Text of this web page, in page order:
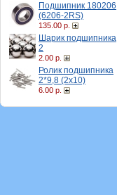
Подшипник 180206
(6206-2RS)
135.00 р.
Шарик подшипника
2
2.00 р.
Ролик подшипника
2*9,8 (2х10)
6.00 р.